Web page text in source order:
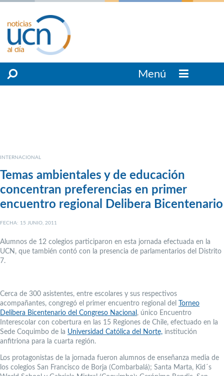
Menú
INTERNACIONAL
Temas ambientales y de educación
concentran preferencias en primer
encuentro regional Delibera Bicentenario
FECHA: 15 JUNIO, 2011
Alumnos de 12 colegios participaron en esta jornada efectuada en la
UCN, que también contó con la presencia de parlamentarios del Distrito
7.
Cerca de 300 asistentes, entre escolares y sus respectivos
acompañantes, congregó el primer encuentro regional del
Torneo
Delibera Bicentenario del Congreso Nacional , único Encuentro
Interescolar con cobertura en las 15 Regiones de Chile, efectuado en la
Sede Coquimbo de la Universidad Católica del Norte, institución
anfitriona para la cuarta región.
Los protagonistas de la jornada fueron alumnos de enseñanza media de
los colegios San Francisco de Borja (Combarbalá); Santa Marta, Kid´s